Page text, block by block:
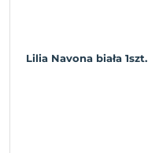
Lilia Navona biała 1szt.